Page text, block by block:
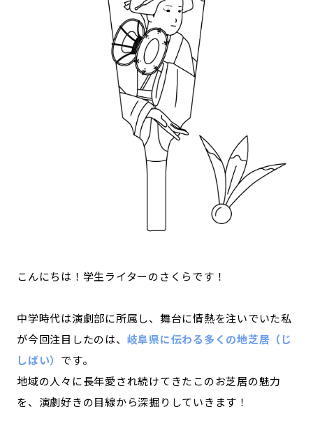
地域を代表する 企業100選
行政連携記事
選出企業特別対談
SDGsの先駆者
飲食店
ニッポンの百選大全集
アンバサダー
お問い合わせ 会社概要
こんにちは！学生ライターのさくらです！
中学時代は演劇部に所属し、舞台に情熱を注いでいた私
が今回注目したのは、 岐阜県に伝わる多くの地芝居（じ
しばい） です。
地域の人々に長年愛され続けてきたこのお芝居の魅力
を、演劇好きの目線から深掘りしていきます！